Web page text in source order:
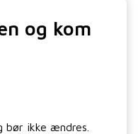
og kom
ikke ændres.